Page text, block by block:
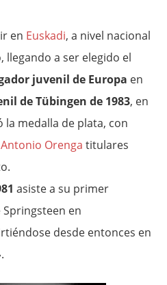
en Euskadi, a nivel nacional
llegando a ser elegido el
juvenil de Europa en
de Tübingen de 1983, en
la medalla de plata, con
Antonio Orenga titulares
asiste a su primer
en
desde entonces en